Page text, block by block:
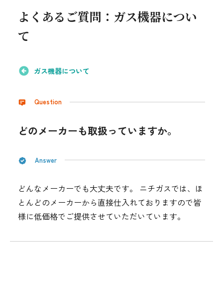
でガ割のご案内
料金
お申し込み一覧
都市ガス＋でんき
でガ割のご案内
料金
お申し込み一覧
サステナビリテ
お問い合わせ先
English
よくあるご質問： ガス機器につい
て
ガス機器について
Question
どのメーカーも取扱っていますか。
Answer
どんなメーカーでも大丈夫です。 ニチガスでは、ほ
とんどのメーカーから直接仕入れておりますので皆
様に低価格でご提供させていただいています。